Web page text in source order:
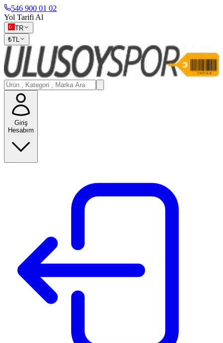
546 900 01 02
Yol Tarifi Al
TR
₺TL
Giriş
Hesabım